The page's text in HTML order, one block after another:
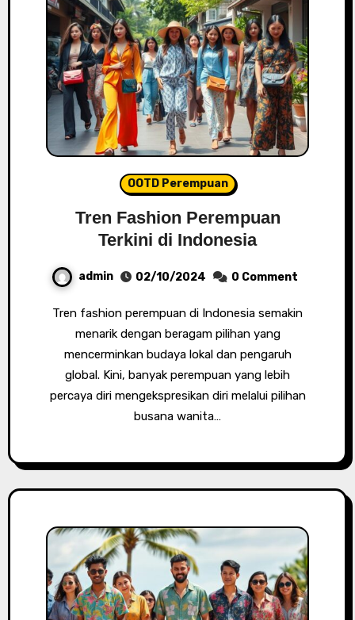
OOTD Perempuan
Tren Fashion Perempuan
Terkini di Indonesia
admin 02/10/2024 0 Comment
Tren fashion perempuan di Indonesia semakin
menarik dengan beragam pilihan yang
mencerminkan budaya lokal dan pengaruh
global. Kini, banyak perempuan yang lebih
percaya diri mengekspresikan diri melalui pilihan
busana wanita…